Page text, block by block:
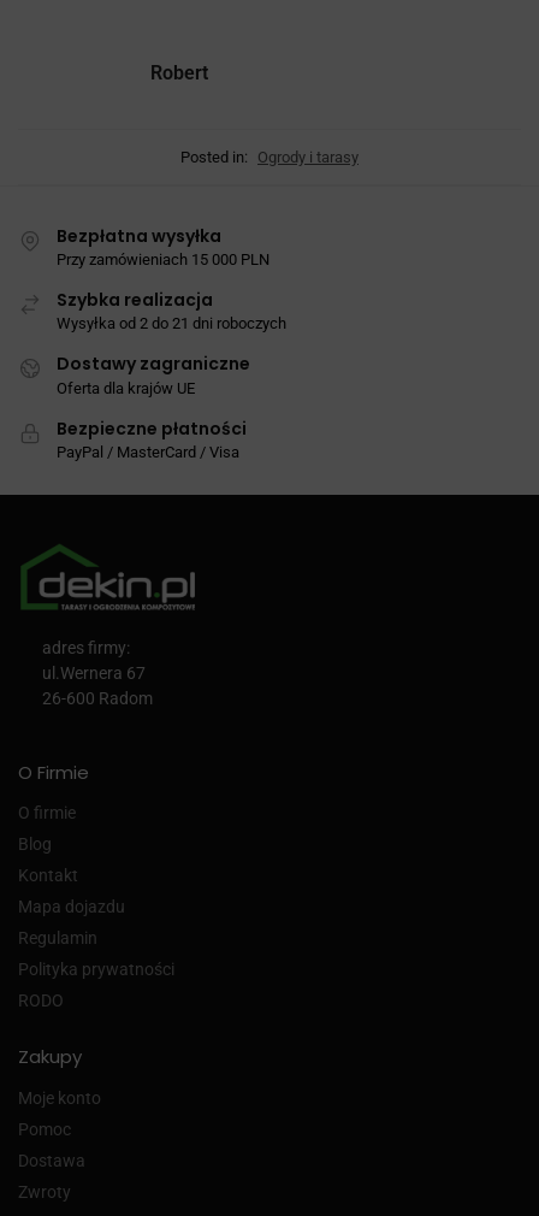
Robert
Posted in: Ogrody i tarasy
Bezpłatna wysyłka
Przy zamówieniach 15 000 PLN
Szybka realizacja
Wysyłka od 2 do 21 dni roboczych
Dostawy zagraniczne
Oferta dla krajów UE
Bezpieczne płatności
PayPal / MasterCard / Visa
adres firmy:
ul.Wernera 67
26-600 Radom
O Firmie
O firmie
Blog
Kontakt
Mapa dojazdu
Regulamin
Polityka prywatności
RODO
Zakupy
Moje konto
Pomoc
Dostawa
Zwroty